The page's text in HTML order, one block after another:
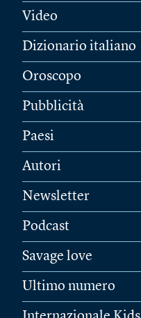
Video
Dizionario italiano
Oroscopo
Pubblicità
Paesi
Autori
Newsletter
Podcast
Savage love
Ultimo numero